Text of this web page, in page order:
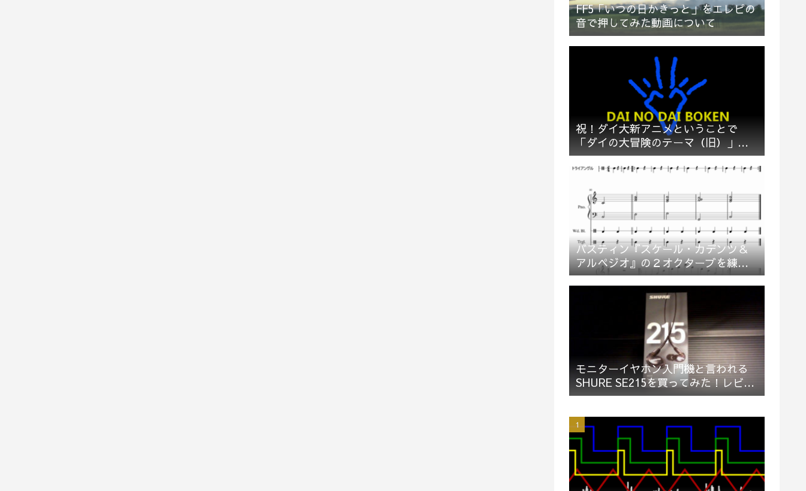
FF5「いつの日かきっと」をエレピの
音で押してみた動画について
祝！ダイ大新アニメということで
「ダイの大冒険のテーマ（旧）」多
重録音でお祝い＆応援してみた
バスティン『スケール・カデンツ＆
アルペジオ』の２オクターブを練習
してみた
モニターイヤホン入門機と言われる
SHURE SE215を買ってみた！レビュ
ー